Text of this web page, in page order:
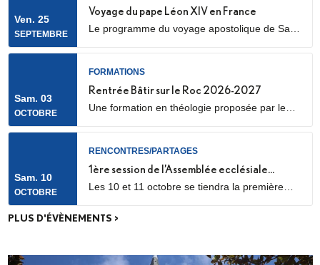
auprès des plus pauvres ou des plus jeunes,
vie fraternelle.
Ven. 25
SEPTEMBRE
Voyage du pape Léon XIV en France
Le programme du voyage apostolique de Sa
aujourd’hui, notamment avec la confirmation
des temps forts qui se dérouleront les 25 et 26
Sam. 03
OCTOBRE
FORMATIONS
Rentrée Bâtir sur le Roc 2026-2027
Une formation en théologie proposée par le
Bernardins.
Sam. 10
OCTOBRE
RENCONTRES/PARTAGES
1ère session de l’Assemblée ecclésiale
provinciale
Les 10 et 11 octobre se tiendra la première
ecclésiale provinciale (Concile provincial),
France se réuniront pour un premier temps de
PLUS D'ÉVÈNEMENTS >